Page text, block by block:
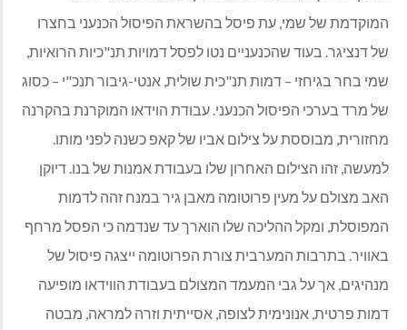
המוקדמת של שמי, עת פיסל בהשראת הפיסול הכנעני בחצרו
של דנציגר. בעוד שהכנעניים נטו לפסל דמויות תנ"כיות הרואיות,
שמי בחר בגיחזי – דמות תנ"כית שולית, אנטי-גיבור תנכ"י – כסוג
של מרד בערכי הפיסול הכנעני. עבודת הוידאו המוקרנת בהקרנה
מחזורית, מבוססת על צילום אביו של קאפ כשנה לפני מותו.
למעשה, זהו הצילום האחרון שלו בעבודת אמנות של בנו. דיוקן
האב מצולם על מעין פרוטומה מאבן גיר במנח זהה לדמות
המפוסלת, ומקל ההליכה שלו הוארך עד שנדמה כי הפסל מרחף
באוויר. בתרבות המערבית צורת הפרוטומה ייצגה פיסול של
מנהיגים, אך על גבי המעמד המצולם בעבודת הווידאו מופיעה
דמות פרטית, אנונימית לצופה, אסייתית וזרה למראה, מבטה